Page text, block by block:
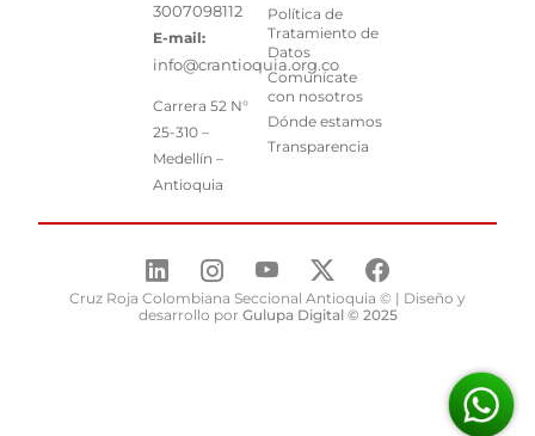
3007098112
E-mail:
info@crantioquia.org.co
Carrera 52 N°
25-310 –
Medellín –
Antioquia
Política de
Tratamiento de
Datos
Comunícate
con nosotros
Dónde estamos
Transparencia
Cruz Roja Colombiana Seccional Antioquia © | Diseño y
desarrollo por Gulupa Digital © 2025